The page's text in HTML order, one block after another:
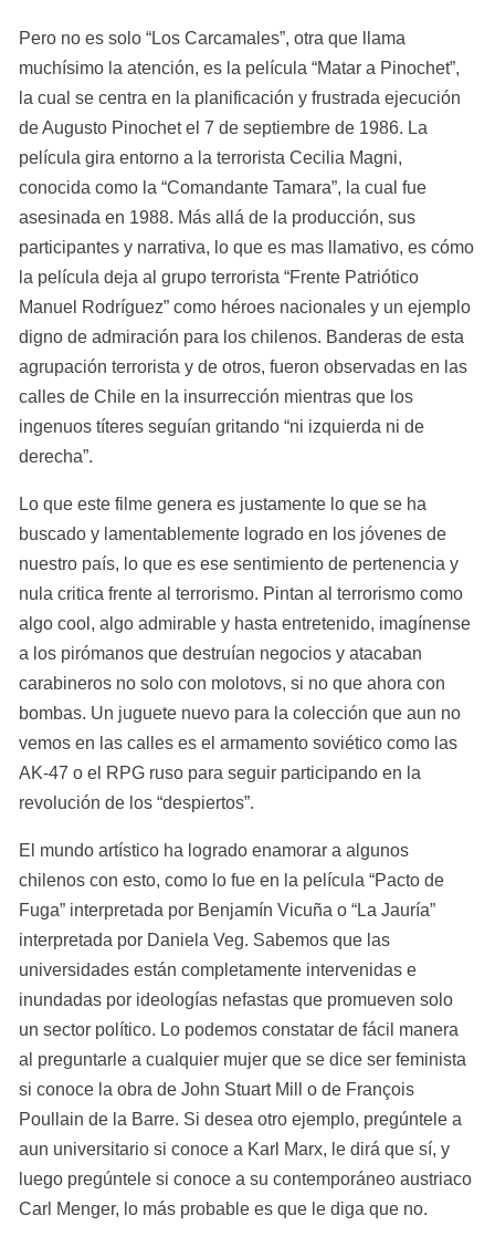
Pero no es solo “Los Carcamales”, otra que llama
muchísimo la atención, es la película “Matar a Pinochet”,
la cual se centra en la planificación y frustrada ejecución
de Augusto Pinochet el 7 de septiembre de 1986. La
película gira entorno a la terrorista Cecilia Magni,
conocida como la “Comandante Tamara”, la cual fue
asesinada en 1988. Más allá de la producción, sus
participantes y narrativa, lo que es mas llamativo, es cómo
la película deja al grupo terrorista “Frente Patriótico
Manuel Rodríguez” como héroes nacionales y un ejemplo
digno de admiración para los chilenos. Banderas de esta
agrupación terrorista y de otros, fueron observadas en las
calles de Chile en la insurrección mientras que los
ingenuos títeres seguían gritando “ni izquierda ni de
derecha”.
Lo que este filme genera es justamente lo que se ha
buscado y lamentablemente logrado en los jóvenes de
nuestro país, lo que es ese sentimiento de pertenencia y
nula critica frente al terrorismo. Pintan al terrorismo como
algo cool, algo admirable y hasta entretenido, imagínense
a los pirómanos que destruían negocios y atacaban
carabineros no solo con molotovs, si no que ahora con
bombas. Un juguete nuevo para la colección que aun no
vemos en las calles es el armamento soviético como las
AK-47 o el RPG ruso para seguir participando en la
revolución de los “despiertos”.
El mundo artístico ha logrado enamorar a algunos
chilenos con esto, como lo fue en la película “Pacto de
Fuga” interpretada por Benjamín Vicuña o “La Jauría”
interpretada por Daniela Veg. Sabemos que las
universidades están completamente intervenidas e
inundadas por ideologías nefastas que promueven solo
un sector político. Lo podemos constatar de fácil manera
al preguntarle a cualquier mujer que se dice ser feminista
si conoce la obra de John Stuart Mill o de François
Poullain de la Barre. Si desea otro ejemplo, pregúntele a
aun universitario si conoce a Karl Marx, le dirá que sí, y
luego pregúntele si conoce a su contemporáneo austriaco
Carl Menger, lo más probable es que le diga que no.